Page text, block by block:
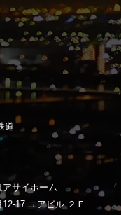
道
サイホーム
17 ユアビル ２Ｆ